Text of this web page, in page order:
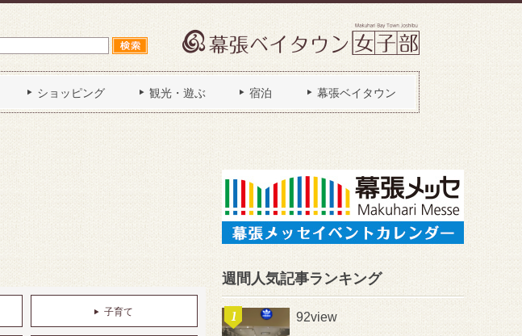
ショッピング 観光・遊ぶ 宿泊 幕張ベイタウン
子育て
週間人気記事ランキング
92view